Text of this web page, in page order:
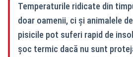
Temperaturile ridicate din
doar oamenii, ci și animalele
pisicile pot suferi rapid de
șoc termic dacă nu sunt